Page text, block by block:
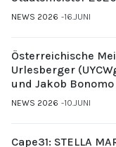
NEWS 2026 16.JUNI
Österreichische
Urlesberger
und Jakob
Gubi (UYCMo)
NEWS 2026 10.JUNI
Cape31: STELLA